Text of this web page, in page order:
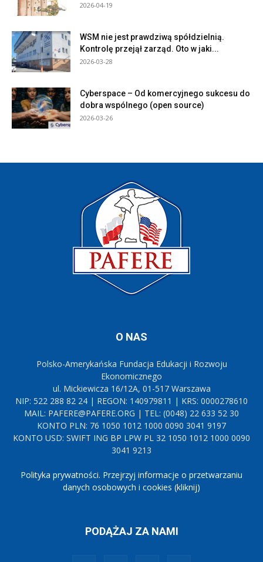
2026-04-19
WSM nie jest prawdziwą spółdzielnią.
Kontrolę przejął zarząd. Oto w jaki...
2026-03-28
Cyberspace – Od komercyjnego sukcesu do
dobra wspólnego (open source)
2026-03-26
O NAS
Polsko-Amerykańska Fundacja Edukacji i Rozwoju
Ekonomicznego
ul. Mickiewicza 16/12A, 01-517 Warszawa
NIP: 522 288 82 24 | REGON: 140979811 | KRS: 0000278610
MAIL: PAFERE@PAFERE.ORG | TEL: (0048) 22 633 52 30
KONTO PLN: 76 1050 1012 1000 0090 3041 9197
KONTO USD: SWIFT ING BP LPW PL 32 1050 1012 1000 0090
3041 9213
Polityka prywatności. Przejrzyj informacje o przetwarzaniu
danych osobowych i cookies (kliknij)
PODĄŻAJ ZA NAMI